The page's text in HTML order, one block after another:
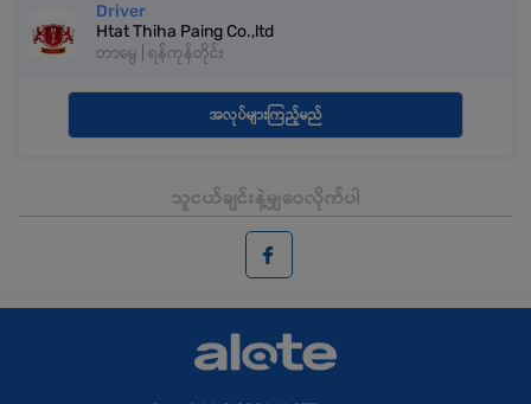
Driver
Htat Thiha Paing Co.,ltd
တာမွေ | ရန်ကုန်တိုင်း
အလုပ်များကြည့်မည်
သူငယ်ချင်းနဲ့မျှဝေလိုက်ပါ